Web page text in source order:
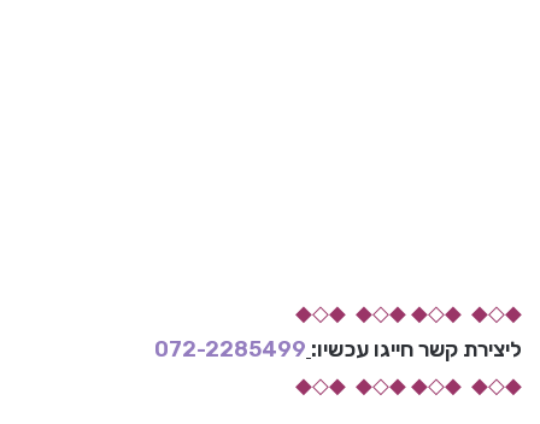
◆◇◆ ◆◇◆ ◆◇◆ ◆◇◆
ליצירת קשרחייגו עכשיו: 072-2285499
◆◇◆ ◆◇◆ ◆◇◆ ◆◇◆